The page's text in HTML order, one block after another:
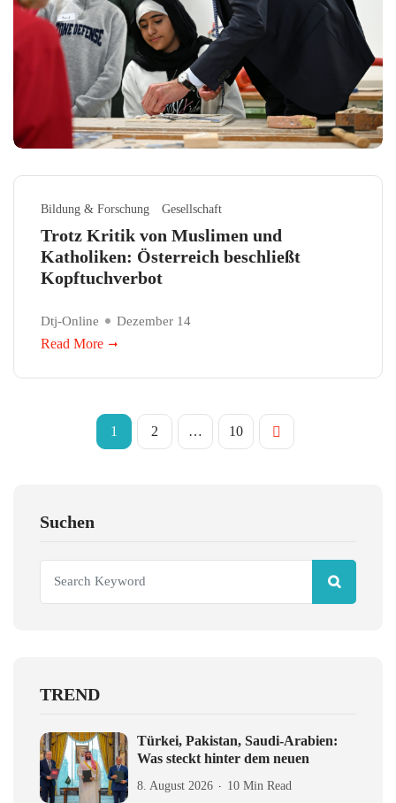
Bildung & Forschung Gesellschaft
Trotz Kritik von Muslimen und
Katholiken: Österreich beschließt
Kopftuchverbot
Dtj-Online Dezember 14
Read More
1 2 … 10
Suchen
TREND
Türkei, Pakistan, Saudi-Arabien:
Was steckt hinter dem neuen
8. August 2026 10 Min Read